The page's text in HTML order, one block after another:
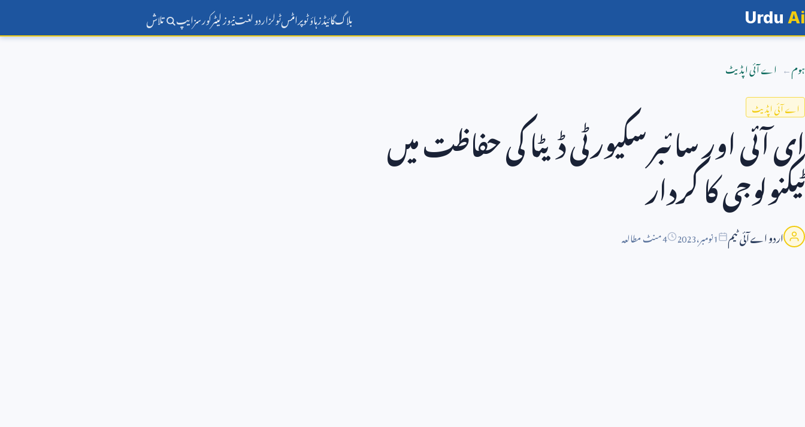
Urdu Ai بلاگگائیڈزہاؤ ٹوپرامٹسٹولزاردو لغتنیوز لیٹرکورسزایپ تلاش
ہوم اے آئی اپڈیٹ
اے آئی اپڈیٹ
ای آئی اور سائبر سکیورٹی ڈیٹا کی حفاظت میں
ٹیکنولوجی کا کردار
اردو اے آئی ٹیم 1نومبر،2023 4 منٹ مطالعہ